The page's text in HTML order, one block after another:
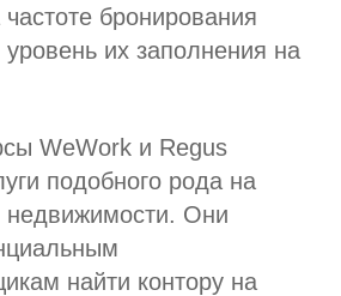
бронирования
их заполнения на
WeWork и Regus
подобного рода на
Они
найти контору на